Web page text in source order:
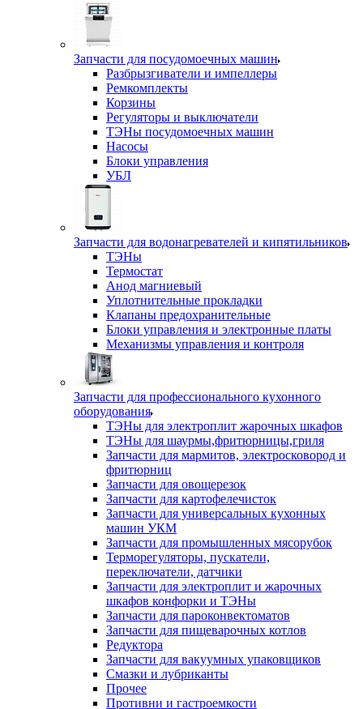
Запчасти для посудомоечных машин
Разбрызгиватели и импеллеры
Ремкомплекты
Корзины
Регуляторы и выключатели
ТЭНы посудомоечных машин
Насосы
Блоки управления
УБЛ
Запчасти для водонагревателей и кипятильников
ТЭНы
Термостат
Анод магниевый
Уплотнительные прокладки
Клапаны предохранительные
Блоки управления и электронные платы
Механизмы управления и контроля
Запчасти для профессионального кухонного
оборудования
ТЭНы для электроплит жарочных шкафов
ТЭНы для шаурмы,фритюрницы,гриля
Запчасти для мармитов, электросковород и
фритюрниц
Запчасти для овощерезок
Запчасти для картофелечисток
Запчасти для универсальных кухонных
машин УКМ
Запчасти для промышленных мясорубок
Терморегуляторы, пускатели,
переключатели, датчики
Запчасти для электроплит и жарочных
шкафов конфорки и ТЭНы
Запчасти для пароконвектоматов
Запчасти для пищеварочных котлов
Редуктора
Запчасти для вакуумных упаковщиков
Смазки и лубриканты
Прочее
Противни и гастроемкости